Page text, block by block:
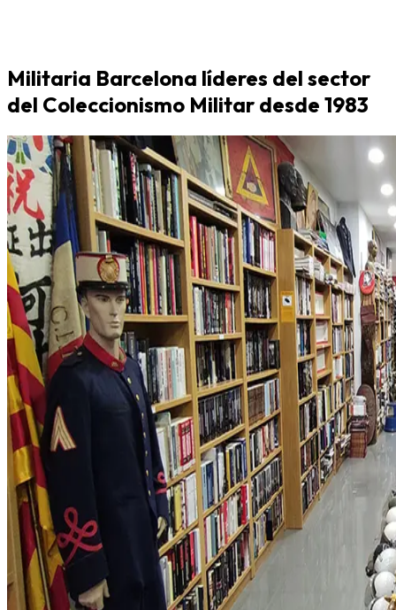
Militaria Barcelona líderes del sector
del Coleccionismo Militar desde 1983